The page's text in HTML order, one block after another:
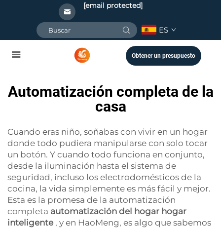
[email protected]
ES
Obtener un presupuesto
Automatización completa de la
casa
Cuando eras niño, soñabas con vivir en un hogar
donde todo pudiera manipularse con solo tocar
un botón. Y cuando todo funciona en conjunto,
desde la iluminación hasta el sistema de
seguridad, incluso los electrodomésticos de la
cocina, la vida simplemente es más fácil y mejor.
Esta es la promesa de la automatización
completa automatización del hogar hogar
inteligente , y en HaoMeng, es algo que sabemos